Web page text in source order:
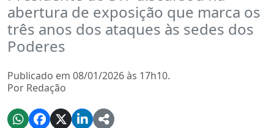
abertura de exposição que marca os
três anos dos ataques às sedes dos
Poderes
Publicado em 08/01/2026 às 17h10.
Por Redação